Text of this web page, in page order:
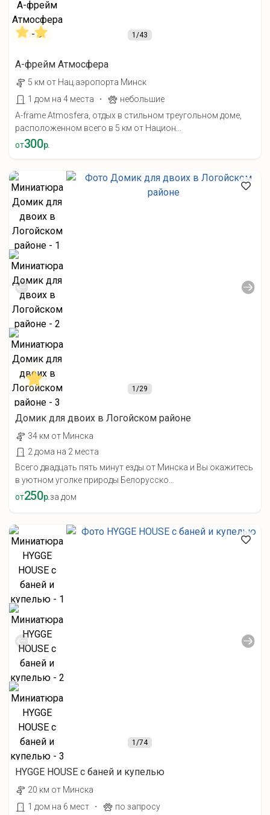
1/43
А-фрейм Атмосфера
5 км от Нац.аэропорта Минск
1 дом на 4 места
·
небольшие
A-frame Atmosfera, отдых в стильном треугольном доме,
расположенном всего в 5 км от Национ...
от300р.
1/29
Домик для двоих в Логойском районе
34 км от Минска
2 дома на 2 места
Всего двадцать пять минут езды от Минска и Вы окажитесь
в уютном уголке природы Белорусско...
от250р.за дом
1/74
HYGGE HOUSE с баней и купелью
20 км от Минска
1 дом на 6 мест
· по запросу